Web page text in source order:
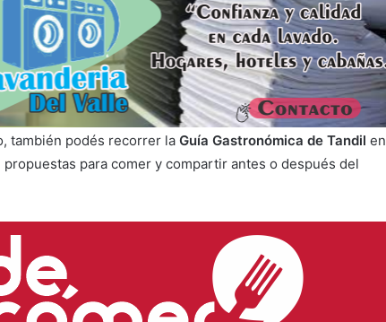
también podés recorrer la Guía Gastronómica de Tandil en
propuestas para comer y compartir antes o después del